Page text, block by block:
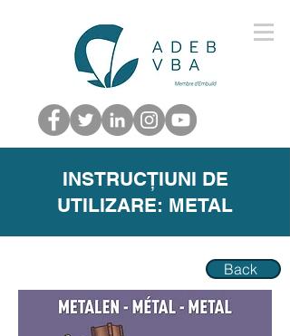
INSTRUCȚIUNI DE
UTILIZARE: METAL
Back